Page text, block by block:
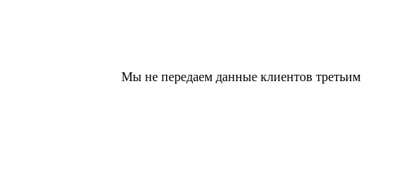
Мы не передаем данные клиентов третьим